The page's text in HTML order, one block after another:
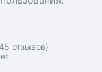
отзывов)